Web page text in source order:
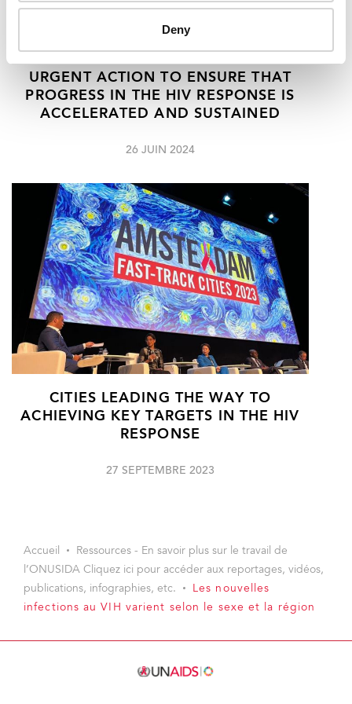
Deny
URGENT ACTION TO ENSURE THAT
PROGRESS IN THE HIV RESPONSE IS
ACCELERATED AND SUSTAINED
26 JUIN 2024
CITIES LEADING THE WAY TO
ACHIEVING KEY TARGETS IN THE HIV
RESPONSE
27 SEPTEMBRE 2023
Accueil
Ressources - En savoir plus sur le travail de
l’ONUSIDA Cliquez ici pour accéder aux reportages, vidéos,
publications, infographies, etc.
Les nouvelles
infections au VIH varient selon le sexe et la région